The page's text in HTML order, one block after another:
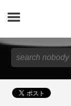
JOURNAL
SPECIAL